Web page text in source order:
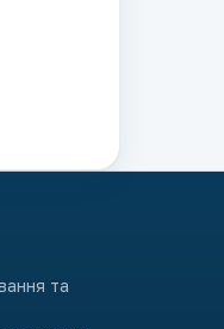
та